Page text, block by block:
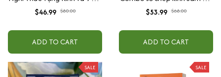
Kinh Tụng Hàng Ngày
$46.99 $80.00
ADD TO CART
Thai Nhi in mờ (Sổ chép kinh
kinh Trường Thọ Diệt Tội)
tặng kèm tờ nghi thức sám
hối thai nhi - Tuệ Anh
$53.99 $68.00
ADD TO CART
SALE SALE